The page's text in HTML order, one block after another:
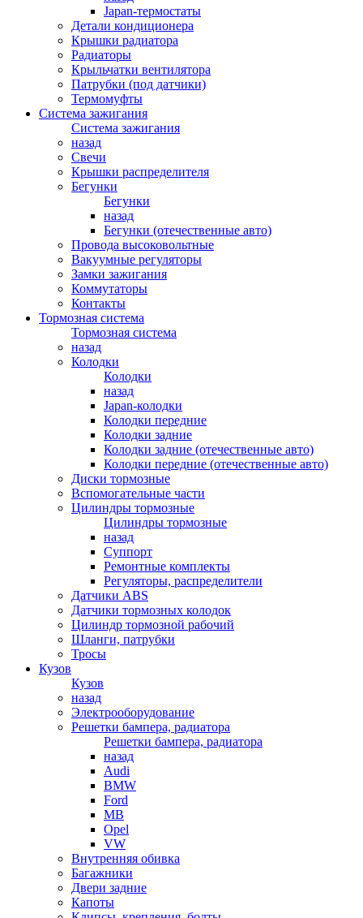
Japan-термостаты
Детали кондиционера
Крышки радиатора
Радиаторы
Крыльчатки вентилятора
Патрубки (под датчики)
Термомуфты
Система зажигания
Система зажигания
назад
Свечи
Крышки распределителя
Бегунки
Бегунки
назад
Бегунки (отечественные авто)
Провода высоковольтные
Вакуумные регуляторы
Замки зажигания
Коммутаторы
Контакты
Тормозная система
Тормозная система
назад
Колодки
Колодки
назад
Japan-колодки
Колодки передние
Колодки задние
Колодки задние (отечественные авто)
Колодки передние (отечественные авто)
Диски тормозные
Вспомогательные части
Цилиндры тормозные
Цилиндры тормозные
назад
Суппорт
Ремонтные комплекты
Регуляторы, распределители
Датчики ABS
Датчики тормозных колодок
Цилиндр тормозной рабочий
Шланги, патрубки
Тросы
Кузов
Кузов
назад
Электрооборудование
Решетки бампера, радиатора
Решетки бампера, радиатора
назад
Audi
BMW
Ford
MB
Opel
VW
Внутренняя обивка
Багажники
Двери задние
Капоты